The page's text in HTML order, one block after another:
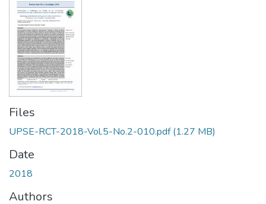
Files
UPSE-RCT-2018-Vol.5-No.2-010.pdf(1.27 MB)
Date
2018
Authors